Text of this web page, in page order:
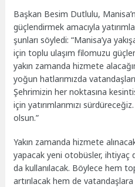
Başkan Besim Dutlulu,
güçlendirmek amacıyla
şunları söyledi: “Manisa’ya
için toplu ulaşım filomuzu
yakın zamanda hizmete
yoğun hatlarımızda
Şehrimizin her noktasına
için yatırımlarımızı
olsun.”
Yakın zamanda hizmete
yapacak yeni otobüsler, ihtiyaç
da kullanılacak. Böylece hem
artırılacak hem de